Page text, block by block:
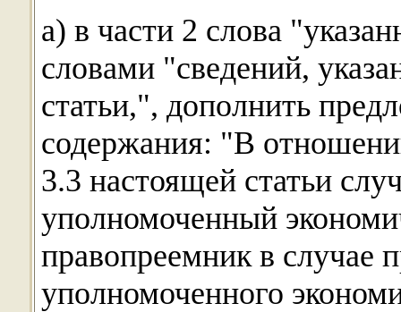
а) в части 2 слова
словами "сведений,
статьи,", дополнить
содержания: "В
3.3 настоящей статьи
уполномоченный
правопреемник в случае
уполномоченного